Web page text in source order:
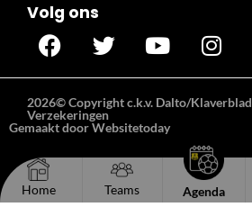
Home Teams Agenda
Volg ons
2026© Copyright c.k.v. Dalto/Klaverblad
Verzekeringen
Gemaakt door Websitetoday